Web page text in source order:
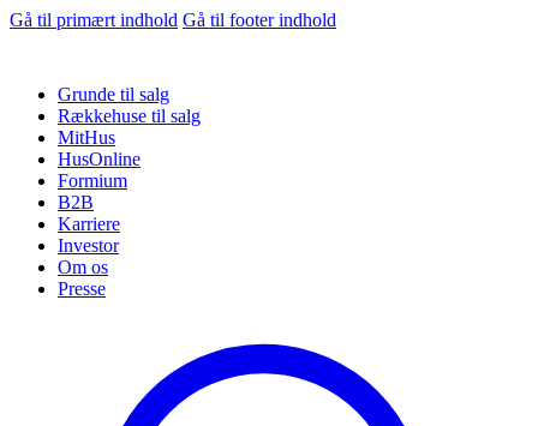
Gå til primært indhold Gå til footer indhold
Grunde til salg
Rækkehuse til salg
MitHus
HusOnline
Formium
B2B
Karriere
Investor
Om os
Presse